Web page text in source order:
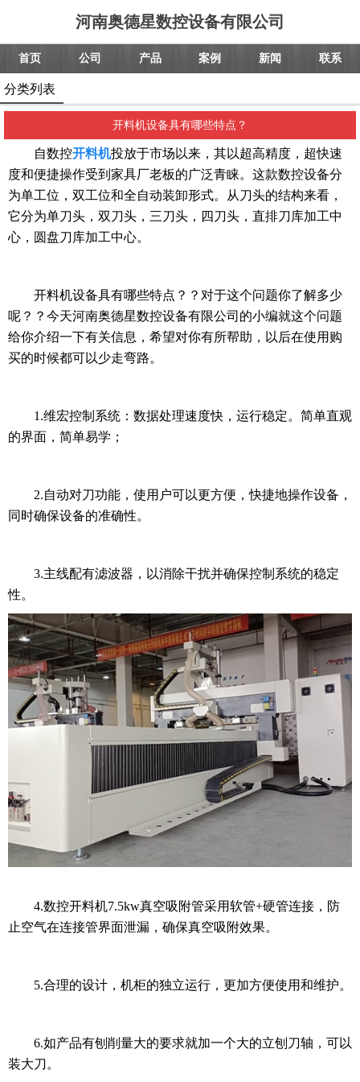
河南奥德星数控设备有限公司
首页 公司 产品 案例 新闻 联系
分类列表
开料机设备具有哪些特点？
自数控开料机投放于市场以来，其以超高精度，超快速
度和便捷操作受到家具厂老板的广泛青睐。这款数控设备分
为单工位，双工位和全自动装卸形式。从刀头的结构来看，
它分为单刀头，双刀头，三刀头，四刀头，直排刀库加工中
心，圆盘刀库加工中心。
开料机设备具有哪些特点？？对于这个问题你了解多少
呢？？今天河南奥德星数控设备有限公司的小编就这个问题
给你介绍一下有关信息，希望对你有所帮助，以后在使用购
买的时候都可以少走弯路。
1.维宏控制系统：数据处理速度快，运行稳定。简单直观
的界面，简单易学；
2.自动对刀功能，使用户可以更方便，快捷地操作设备，
同时确保设备的准确性。
3.主线配有滤波器，以消除干扰并确保控制系统的稳定
性。
4.数控开料机7.5kw真空吸附管采用软管+硬管连接，防
止空气在连接管界面泄漏，确保真空吸附效果。
5.合理的设计，机柜的独立运行，更加方便使用和维护。
6.如产品有刨削量大的要求就加一个大的立刨刀轴，可以
装大刀。